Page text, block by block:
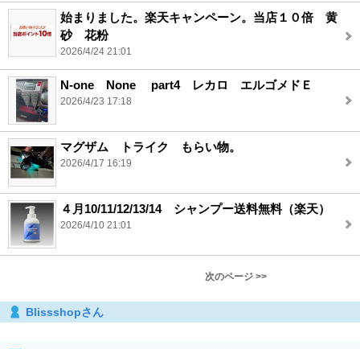
始まりました。楽天キャンペーン。当店１０倍 黄
砂 花粉
2026/4/24 21:01
N-one None part4 レカロ エルゴメドＥ
2026/4/23 17:18
マグザム トライク もらい物。
2026/4/17 16:19
４月10/11/12/13/14 シャンプー送料無料（楽天）
2026/4/10 21:01
次のページ >>
Blissshopさん